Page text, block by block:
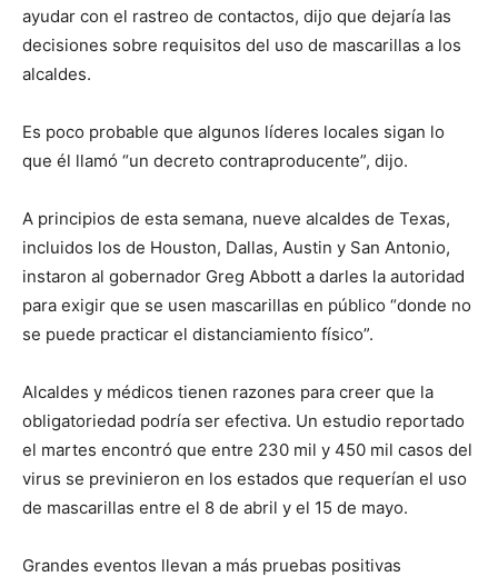
ayudar con el rastreo de contactos, dijo que dejaría las
decisiones sobre requisitos del uso de mascarillas a los
alcaldes.
Es poco probable que algunos líderes locales sigan lo
que él llamó “un decreto contraproducente”, dijo.
A principios de esta semana, nueve alcaldes de Texas,
incluidos los de Houston, Dallas, Austin y San Antonio,
instaron al gobernador Greg Abbott a darles la autoridad
para exigir que se usen mascarillas en público “donde no
se puede practicar el distanciamiento físico”.
Alcaldes y médicos tienen razones para creer que la
obligatoriedad podría ser efectiva. Un estudio reportado
el martes encontró que entre 230 mil y 450 mil casos del
virus se previnieron en los estados que requerían el uso
de mascarillas entre el 8 de abril y el 15 de mayo.
Grandes eventos llevan a más pruebas positivas